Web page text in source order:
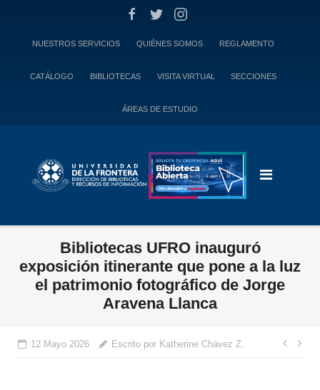
NUESTROS SERVICIOS QUIÉNES SOMOS REGLAMENTO
CATÁLOGO BIBLIOTECAS VISITA VIRTUAL SECCIONES
ÁREAS DE ESTUDIO
Bibliotecas UFRO inauguró
exposición itinerante que pone a la luz
el patrimonio fotográfico de Jorge
Aravena Llanca
12 Mayo 2026 Escrito por Katherine Chávez Z.